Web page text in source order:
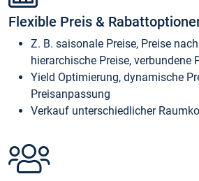
Flexible Preis &
Z. B. saisonale Preise, Preise
hierarchische Preise, verbundene
Yield Optimierung, dynamische
Preisanpassung
Verkauf unterschiedlicher